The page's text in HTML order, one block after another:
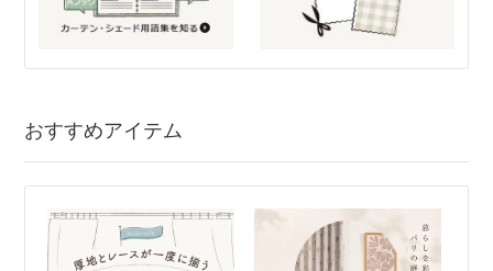
おすすめアイテム